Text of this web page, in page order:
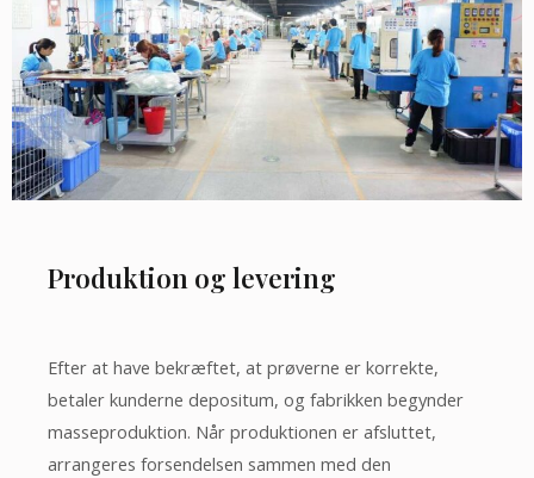
Produktion og levering
Efter at have bekræftet, at prøverne er korrekte,
betaler kunderne depositum, og fabrikken begynder
masseproduktion. Når produktionen er afsluttet,
arrangeres forsendelsen sammen med den